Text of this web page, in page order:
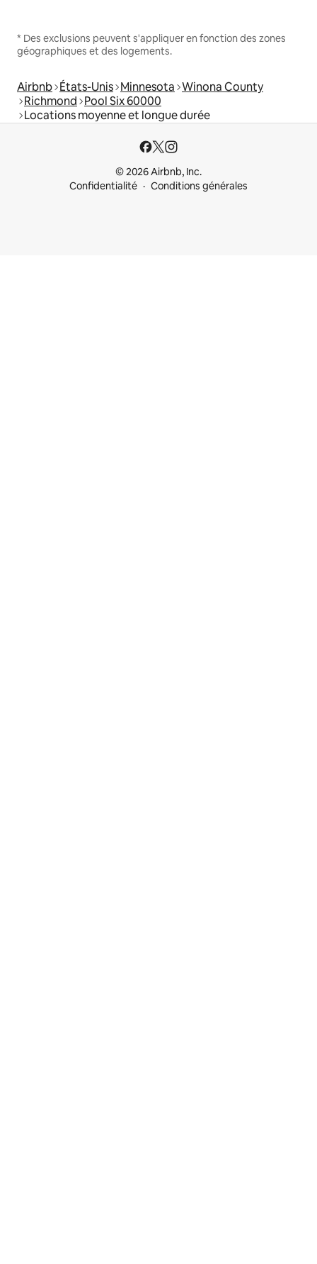
* Des exclusions peuvent s'appliquer en fonction des zones
géographiques et des logements.
Airbnb États-Unis Minnesota Winona County
Richmond Pool Six 60000
Locations moyenne et longue durée
© 2026 Airbnb, Inc.
Confidentialité
Conditions générales